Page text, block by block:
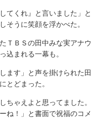
てくれ』と言いました」と
そうに笑顔を浮かべた。
ＴＢＳの田中みな実アナウ
込まれる一幕も。
ます」と声を掛けられた田
とどまった。
ゃえよと思ってました。
ね！」と書面で祝福のコメ